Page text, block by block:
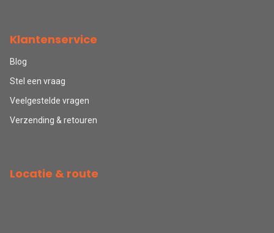
Klantenservice
Blog
Stel een vraag
Veelgestelde vragen
Verzending & retouren
Locatie & route